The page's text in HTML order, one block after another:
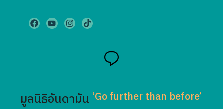
มูลนิธิอันดามัน ‘Go further than before’